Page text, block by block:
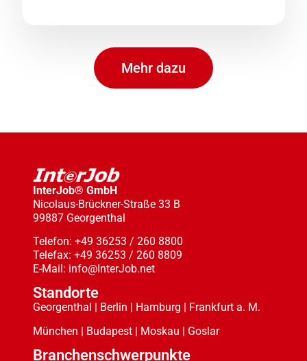
Mehr dazu
InterJob® GmbH
Nicolaus-Brückner-Straße 33 B
99887 Georgenthal
Telefon: +49 36253 / 260 8800
Telefax: +49 36253 / 260 8809
E-Mail: info@InterJob.net
Standorte
Georgenthal | Berlin | Hamburg | Frankfurt a. M.
München | Budapest | Moskau | Goslar
Branchenschwerpunkte